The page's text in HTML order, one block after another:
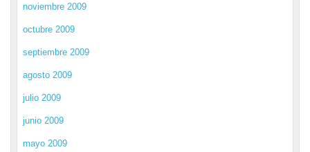
noviembre 2009
octubre 2009
septiembre 2009
agosto 2009
julio 2009
junio 2009
mayo 2009